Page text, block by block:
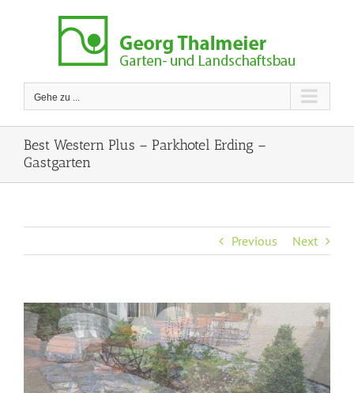
Gehe zu ...
Best Western Plus – Parkhotel Erding –
Gastgarten
Previous Next